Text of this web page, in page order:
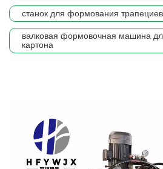
станок для формования
валковая формовочная машина
картона